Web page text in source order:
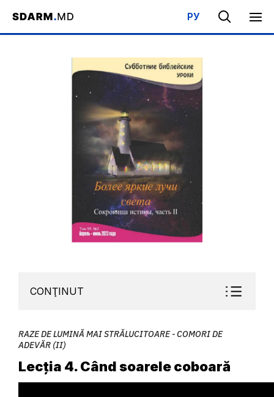
РУ
Acasa / Bibliotecă / Şcoala de Sabat / Raze de lumină mai
CONŢINUT
RAZE DE LUMINĂ MAI STRĂLUCITOARE - COMORI DE
ADEVĂR (II)
Lecția 4. Când soarele coboară